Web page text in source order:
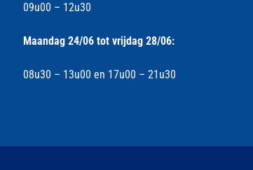
09u00 – 12u30
Maandag 24/06 tot vrijdag 28/06:
08u30 – 13u00 en 17u00 – 21u30